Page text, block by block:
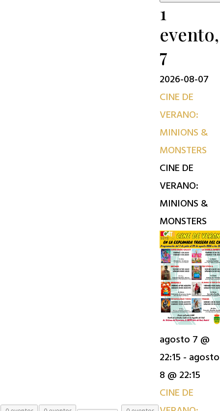
1
evento,
7
2026-08-07
CINE DE
VERANO:
MINIONS &
MONSTERS
CINE DE
VERANO:
MINIONS &
MONSTERS
agosto 7 @
22:15 - agosto
8 @ 22:15
CINE DE